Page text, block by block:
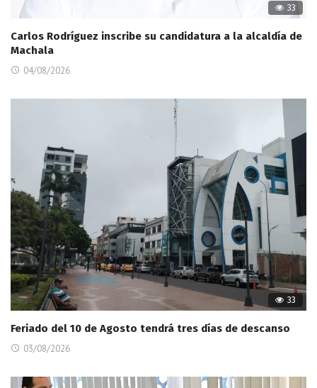
33
Carlos Rodríguez inscribe su candidatura a la alcaldía de
Machala
04/08/2026
33
Feriado del 10 de Agosto tendrá tres días de descanso
03/08/2026